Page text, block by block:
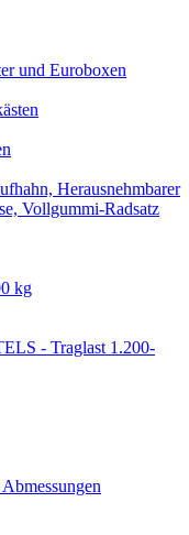
und Euroboxen
kg
- Traglast 1.200-